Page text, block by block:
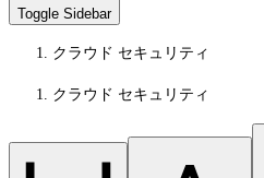
Toggle Sidebar
クラウド セキュリティ
クラウド セキュリティ